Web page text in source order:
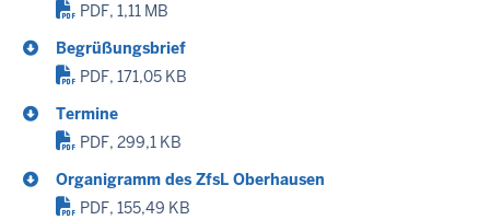
PDF, 1,11 MB
Begrüßungsbrief
PDF, 171,05 KB
Termine
PDF, 299,1 KB
Organigramm des ZfsL Oberhausen
PDF, 155,49 KB